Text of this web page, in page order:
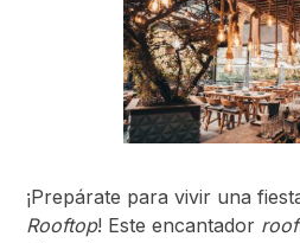
¡Prepárate para vivir una
Rooftop! Este encantador